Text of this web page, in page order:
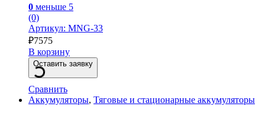
0 меньше 5
(0)
Артикул: MNG-33
₽7575
В корзину
Оставить заявку
Сравнить
Аккумуляторы, Тяговые и стационарные аккумуляторы